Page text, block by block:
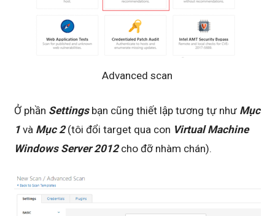
Advanced scan
Ở phần Settingsbạn cũng thiết lập tương tự như Mục
1 và Mục 2(tôi đổi target qua con Virtual Machine
Windows Server 2012cho đỡ nhàm chán).